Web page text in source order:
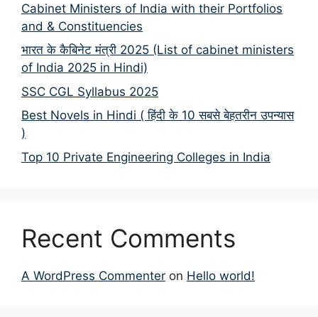
Cabinet Ministers of India with their Portfolios
and & Constituencies
भारत के कैबिनेट मंत्री 2025 (List of cabinet ministers
of India 2025 in Hindi)
SSC CGL Syllabus 2025
Best Novels in Hindi ( हिंदी के 10 सबसे बेहतरीन उपन्यास
)
Top 10 Private Engineering Colleges in India
Recent Comments
A WordPress Commenter on Hello world!